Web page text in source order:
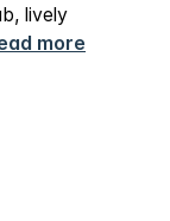
lively
more